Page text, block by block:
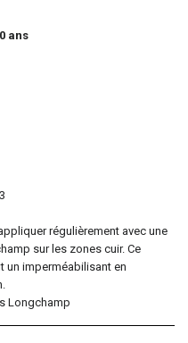
ans
régulièrement avec une
sur les zones cuir. Ce
un imperméabilisant en
Longchamp